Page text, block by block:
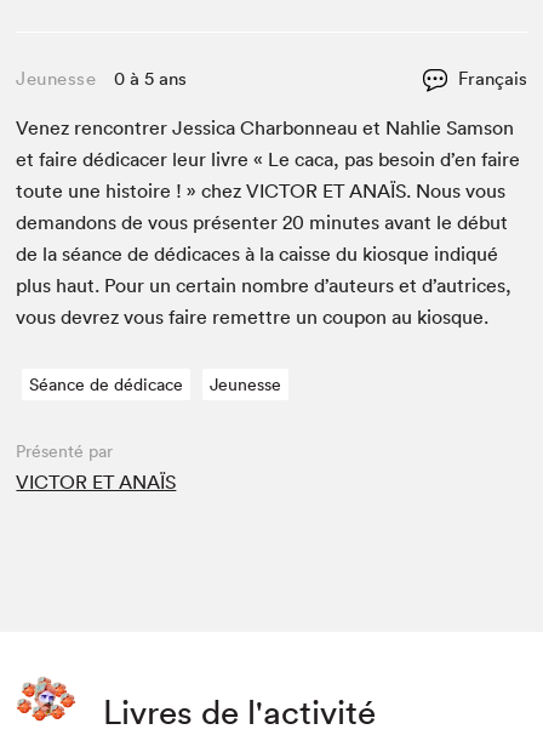
Jeunesse 0 à 5 ans Français
Venez ren­con­tr­er Jes­si­ca Char­bon­neau et Nahlie Sam­son
et faire dédi­cac­er leur livre « Le caca, pas besoin d’en faire
toute une his­toire ! » chezVIC­TOR ET ANAÏS. Nous vous
deman­dons de vous présen­ter20 min­utes avant le début
de la séance de dédi­caces à la caisse du kiosque indiqué
plus haut. Pour un cer­tain nom­bre d’auteurs et d’autrices,
vous devrez vous faire remet­tre un coupon au kiosque.
Séance de dédicace Jeunesse
Présenté par
VICTOR ET ANAÏS
Livres de l'activité